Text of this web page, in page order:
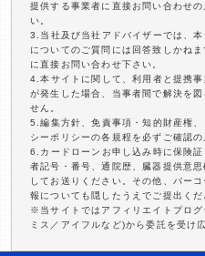
提供する事業者に直接お問い合わせ
い。
3.当社及び当社アドバイザーでは、
についてのご質問には回答致しかね
に直接お問い合わせ下さい。
4.本サイトに関して、利用者と提携
が発生した場合、当事者間で解決を
せん。
5.編集方針、免責事項・知的財産権
シーポリシーの各規程を必ずご確認
6.カードローンお申し込み時に保険
者記号・番号、通院歴、臓器提供意
してお送りください。その他、バー
報についても隠したうえでご提出くだ
※当サイトではアフィリエイトプロ
ミス／アイフルなど)から委託を受け